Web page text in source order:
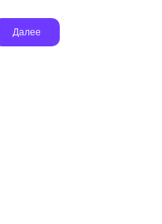
Далее